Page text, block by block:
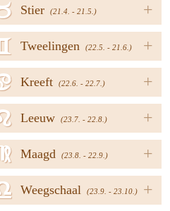
+
Stier (21.4. - 21.5.)
+
Tweelingen (22.5. - 21.6.)
+
Kreeft (22.6. - 22.7.)
+
Leeuw (23.7. - 22.8.)
+
Maagd (23.8. - 22.9.)
+
Weegschaal (23.9. - 23.10.)